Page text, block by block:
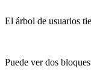
El árbol de usuarios
Puede ver dos